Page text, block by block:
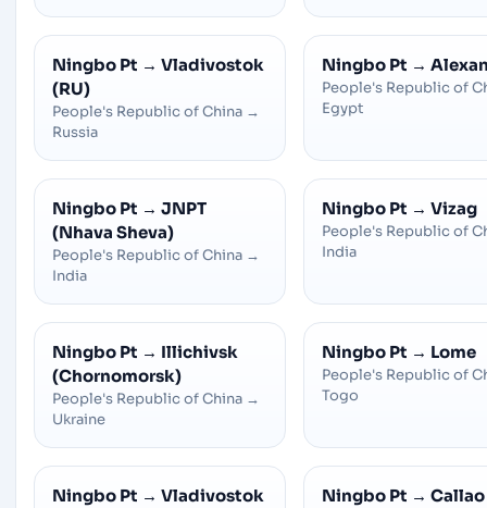
Ningbo Pt → Vladivostok
(RU)
People's Republic of China →
Russia
Ningbo Pt →
People's Republic of
Egypt
Ningbo Pt → JNPT
(Nhava Sheva)
People's Republic of China →
India
Ningbo Pt → Vizag
People's Republic of
India
Ningbo Pt → Illichivsk
(Chornomorsk)
People's Republic of China →
Ukraine
Ningbo Pt → Lome
People's Republic of
Togo
Ningbo Pt → Vladivostok Ningbo Pt → Callao